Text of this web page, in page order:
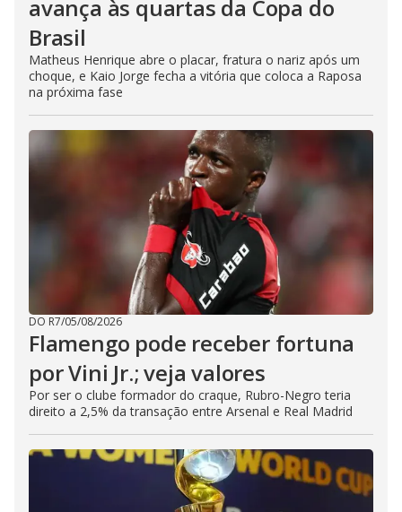
avança às quartas da Copa do
Brasil
Matheus Henrique abre o placar, fratura o nariz após um
choque, e Kaio Jorge fecha a vitória que coloca a Raposa
na próxima fase
DO R7/05/08/2026
Flamengo pode receber fortuna
por Vini Jr.; veja valores
Por ser o clube formador do craque, Rubro-Negro teria
direito a 2,5% da transação entre Arsenal e Real Madrid